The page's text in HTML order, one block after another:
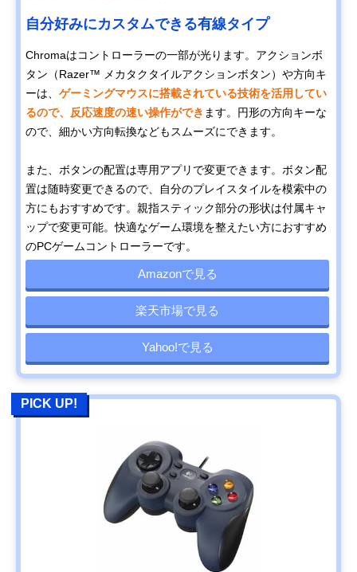
自分好みにカスタムできる有線タイプ
Chromaはコントローラーの一部が光ります。アクションボ
タン（Razer™ メカタクタイルアクションボタン）や方向キ
ーは、 ゲーミングマウスに搭載されている技術を活用してい
るので、反応速度の速い操作ができ ます。円形の方向キーな
ので、細かい方向転換などもスムーズにできます。
また、ボタンの配置は専用アプリで変更できます。ボタン配
置は随時変更できるので、自分のプレイスタイルを模索中の
方にもおすすめです。親指スティック部分の形状は付属キャ
ップで変更可能。快適なゲーム環境を整えたい方におすすめ
のPCゲームコントローラーです。
Amazonで見る
楽天市場で見る
Yahoo!で見る
PICK UP!